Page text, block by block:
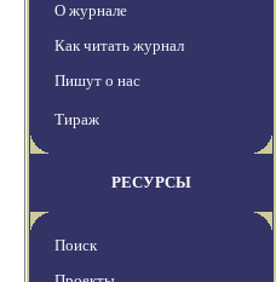
О журнале
Как читать журнал
Пишут о нас
Тираж
РЕСУРСЫ
Поиск